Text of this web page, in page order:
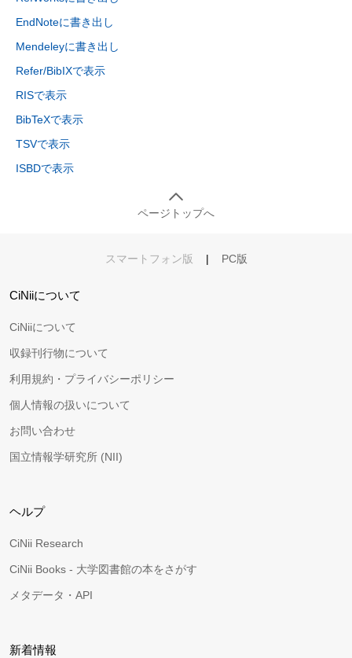
EndNoteに書き出し
Mendeleyに書き出し
Refer/BibIXで表示
RISで表示
BibTeXで表示
TSVで表示
ISBDで表示
ページトップへ
スマートフォン版 | PC版
CiNiiについて
CiNiiについて
収録刊行物について
利用規約・プライバシーポリシー
個人情報の扱いについて
お問い合わせ
国立情報学研究所 (NII)
ヘルプ
CiNii Research
CiNii Books - 大学図書館の本をさがす
メタデータ・API
新着情報